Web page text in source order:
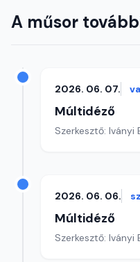
A műsor
2026. 06. 07.
Múltidéző
Szerkesztő: Iványi
2026. 06. 06.
Múltidéző
Szerkesztő: Iványi